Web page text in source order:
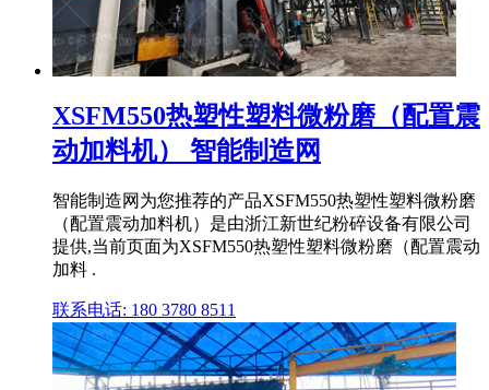
XSFM550热塑性塑料微粉磨（配置震
动加料机） 智能制造网
智能制造网为您推荐的产品XSFM550热塑性塑料微粉磨
（配置震动加料机）是由浙江新世纪粉碎设备有限公司
提供,当前页面为XSFM550热塑性塑料微粉磨（配置震动
加料 .
联系电话: 180 3780 8511